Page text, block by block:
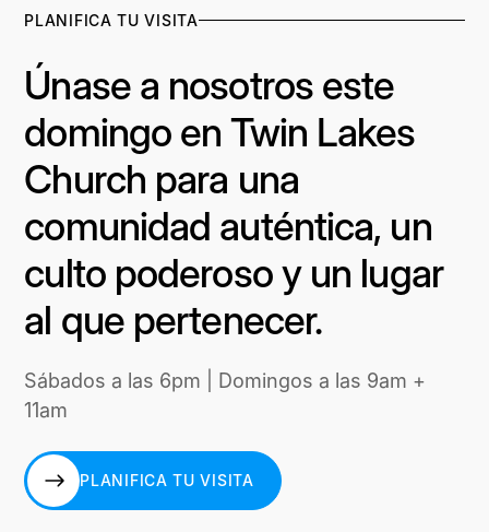
PLANIFICA TU VISITA
Únase a nosotros este
domingo en Twin Lakes
Church para una
comunidad auténtica, un
culto poderoso y un lugar
al que pertenecer.
Sábados a las 6pm | Domingos a las 9am +
11am
PLANIFICA TU VISITA